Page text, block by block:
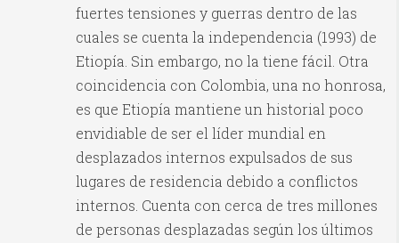
fuertes tensiones y guerras dentro de las
cuales se cuenta la independencia (1993) de
Etiopía. Sin embargo, no la tiene fácil. Otra
coincidencia con Colombia, una no honrosa,
es que Etiopía mantiene un historial poco
envidiable de ser el líder mundial en
desplazados internos expulsados de sus
lugares de residencia debido a conflictos
internos. Cuenta con cerca de tres millones
de personas desplazadas según los últimos